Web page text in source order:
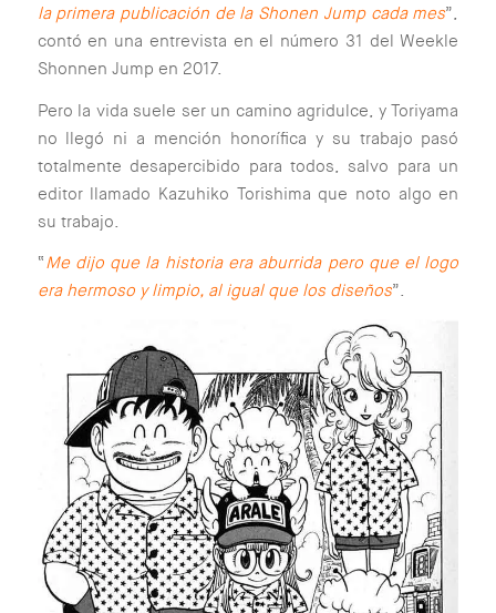
la primera publicación de la Shonen Jump cada mes”,
contó en una entrevista en el número 31 del Weekle
Shonnen Jump en 2017.
Pero la vida suele ser un camino agridulce, y Toriyama
no llegó ni a mención honorífica y su trabajo pasó
totalmente desapercibido para todos, salvo para un
editor llamado Kazuhiko Torishima que noto algo en
su trabajo.
“Me dijo que la historia era aburrida pero que el logo
era hermoso y limpio, al igual que los diseños”.